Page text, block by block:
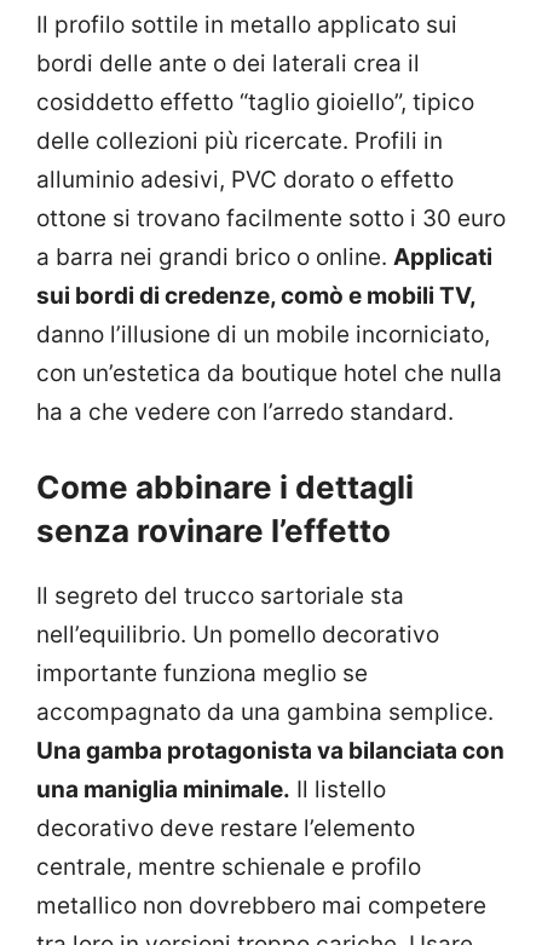
Il profilo sottile in metallo applicato sui
bordi delle ante o dei laterali crea il
cosiddetto effetto “taglio gioiello”, tipico
delle collezioni più ricercate. Profili in
alluminio adesivi, PVC dorato o effetto
ottone si trovano facilmente sotto i 30 euro
a barra nei grandi brico o online. Applicati
sui bordi di credenze, comò e mobili TV,
danno l’illusione di un mobile incorniciato,
con un’estetica da boutique hotel che nulla
ha a che vedere con l’arredo standard.
Come abbinare i dettagli
senza rovinare l’effetto
Il segreto del trucco sartoriale sta
nell’equilibrio. Un pomello decorativo
importante funziona meglio se
accompagnato da una gambina semplice.
Una gamba protagonista va bilanciata con
una maniglia minimale. Il listello
decorativo deve restare l’elemento
centrale, mentre schienale e profilo
metallico non dovrebbero mai competere